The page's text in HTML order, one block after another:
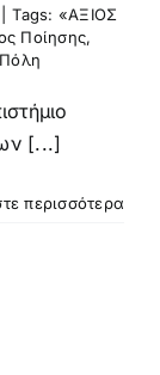
Tags: «ΑΞΙΟΣ
Ποίησης,
[...]
περισσότερα